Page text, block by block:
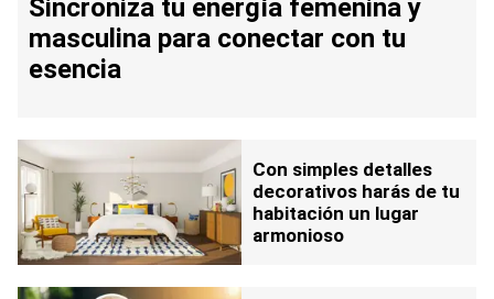
Sincroniza tu energía femenina y
masculina para conectar con tu
esencia
Con simples detalles
decorativos harás de tu
habitación un lugar
armonioso